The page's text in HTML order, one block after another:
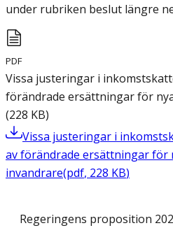
under rubriken beslut längre
PDF
Vissa justeringar i
förändrade ersättningar för
(228 KB)
Vissa justeringar i
av förändrade ersättningar för
invandrare(pdf, 228 KB)
Regeringens proposition